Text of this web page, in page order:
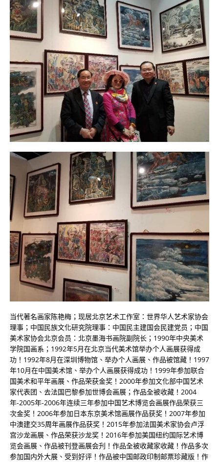
当代著名画家陈艳梅；现居北京艺术工作室：世界华人艺术家协会
理事；中国民族文化研究院理事：中国民主建国会民建党员；中国
美术家协会北京会员：北京墨海书画院副院长；1990年中央美术
学院国画系；1992年5月在北京当代美术馆举办个人画展获得成
功！1992年8月在深圳博物馆、举办个人画展、作品被馆藏！1997
年10月在中国美术馆、举办个人画展获得成功！1999年参加联合
国美术和平年画展、作品荣获金奖！2000年参加文化部中国艺术
家代表团、去法国巴黎参加世博会画展；作品全被收藏！2004
年-2005年-2006年连续三年参加中国艺术博览会画展作品荣获三
次金奖！2006年参加日本东京美术馆画展作品获奖！2007年参加
中澳建交35周年画展作品获奖！2015年参加法国美术家协会卢浮
宫沙龙画展、作品荣获沙龙奖！2016年参加美国纽约国际艺术博
览会画展、作品被刊登画展会刋！作品全被收藏家收藏！作品多次
参加国内外大展、受到好评！作品被中国邮政印制邮票珍藏版！作